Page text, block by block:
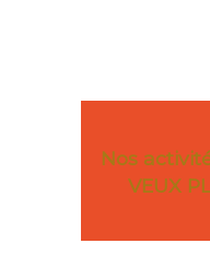
Nos
VEUX